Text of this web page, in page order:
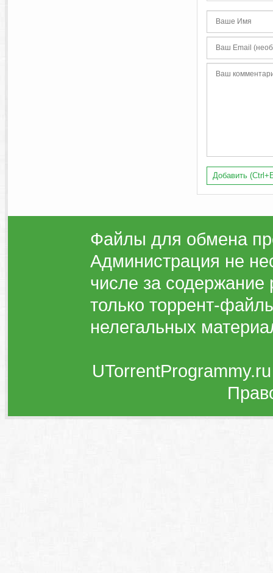
Добавить
Файлы для обмена
Администрация не
числе за
только торрент-
нелегальных
UTorrentProgrammy.ru